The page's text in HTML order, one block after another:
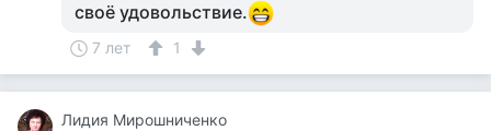
своё удовольствие.
7 лет 1
Лидия Мирошниченко